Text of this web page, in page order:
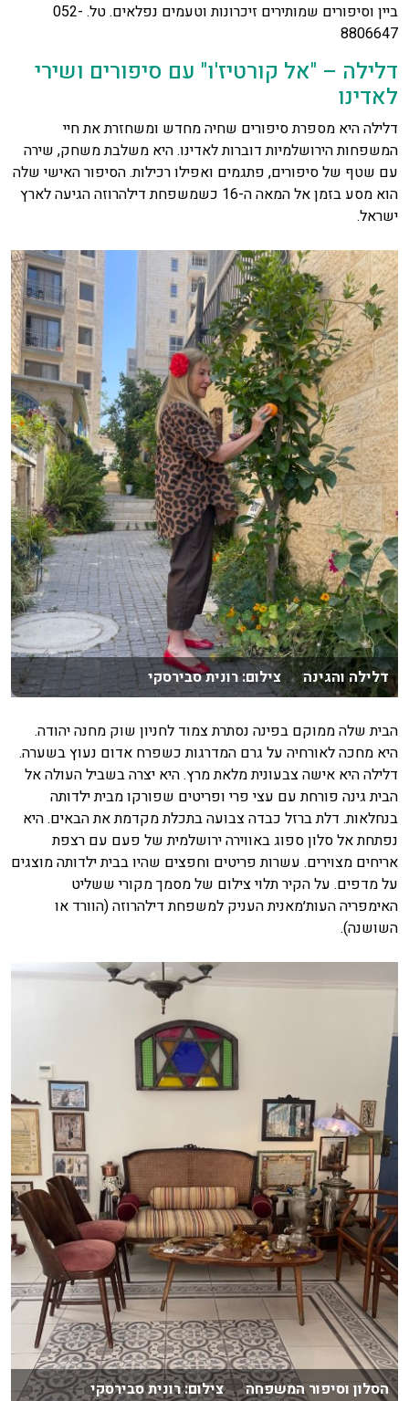
ביין וסיפורים שמותירים זיכרונות וטעמים נפלאים. טל. 052-
8806647
דלילה – "אל קורטיז'ו" עם סיפורים ושירי
לאדינו
דלילה היא מספרת סיפורים שחיה מחדש ומשחזרת את חיי
המשפחות הירושלמיות דוברות לאדינו. היא משלבת משחק, שירה
עם שטף של סיפורים, פתגמים ואפילו רכילות. הסיפור האישי שלה
הוא מסע בזמן אל המאה ה-16 כשמשפחת דילהרוזה הגיעה לארץ
ישראל.
דלילה והגינה צילום: רונית סבירסקי
הבית שלה ממוקם בפינה נסתרת צמוד לחניון שוק מחנה יהודה.
היא מחכה לאורחיה על גרם המדרגות כשפרח אדום נעוץ בשערה.
דלילה היא אישה צבעונית מלאת מרץ. היא יצרה בשביל העולה אל
הבית גינה פורחת עם עצי פרי ופריטים שפורקו מבית ילדותה
בנחלאות. דלת ברזל כבדה צבועה בתכלת מקדמת את הבאים. היא
נפתחת אל סלון ספוג באווירה ירושלמית של פעם עם רצפת
אריחים מצוירים. עשרות פריטים וחפצים שהיו בבית ילדותה מוצגים
על מדפים. על הקיר תלוי צילום של מסמך מקורי ששליט
האימפריה העות׳מאנית העניק למשפחת דילהרוזה (הוורד או
השושנה).
הסלון וסיפור המשפחה צילום: רונית סבירסקי